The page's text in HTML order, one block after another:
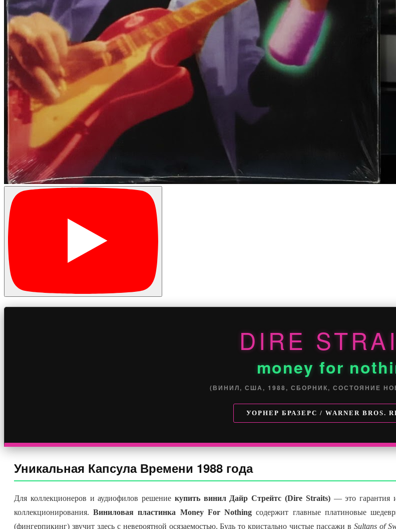
DIRE
money for
(ВИНИЛ, США, 1988, СБОРНИК, СОСТОЯНИЕ
УОРНЕР БРАЗЕРС / WARNER BROS.
Уникальная Капсула Времени 1988 года
Для коллекционеров и аудиофилов решение купить винил Дайр Стрейтс (Dire Straits)— это гарантия
коллекционирования.Виниловая пластинка Money For Nothing содержит главные платиновые
(фингерпикинг) звучит здесь с невероятной осязаемостью. Будь то кристально чистые пассажи в Sultans of